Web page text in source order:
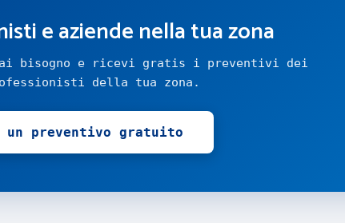
e aziende nella tua zona
bisogno e ricevi gratis i preventivi dei
della tua zona.
un preventivo gratuito